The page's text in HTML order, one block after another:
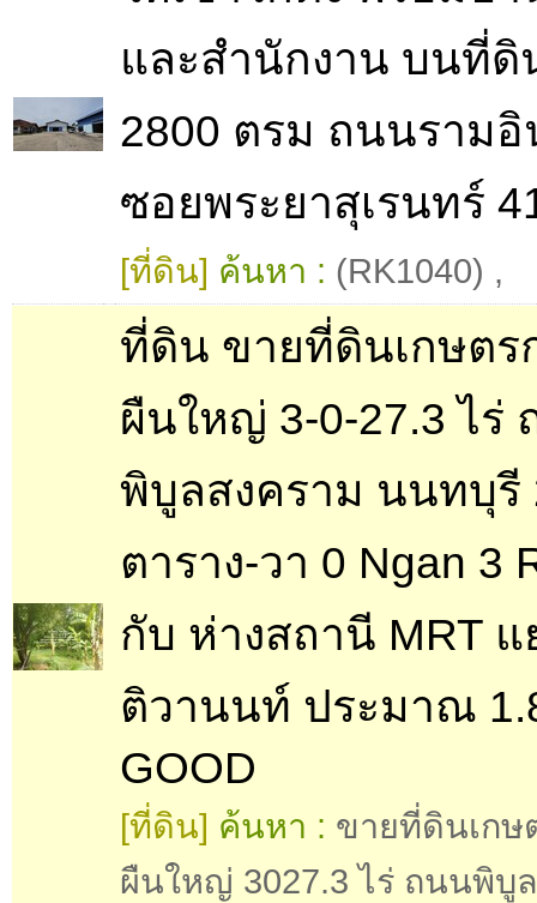
และสำนักงาน บนที่ดิ
2800 ตรม ถนนราม
ซอยพระยาสุเรนทร์
[ที่ดิน] ค้นหา : (RK1040) ,
ที่ดิน ขายที่ดินเกษตร
ผืนใหญ่ 3-0-27.3 ไร่
พิบูลสงคราม นนทบุรี
ตาราง-วา 0 Ngan 3
กับ ห่างสถานี MRT แ
ติวานนท์ ประมาณ
GOOD
[ที่ดิน] ค้นหา : ขายที่ดินเกษ
ผืนใหญ่ 3027.3 ไร่ ถนนพิบู